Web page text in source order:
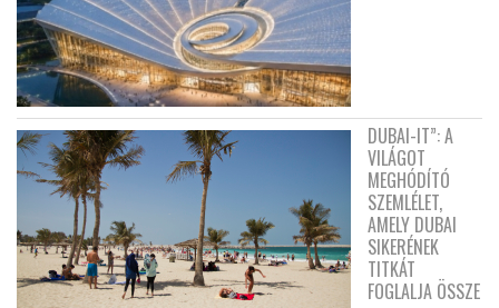
DUBAI-IT”: A
VILÁGOT
MEGHÓDÍTÓ
SZEMLÉLET,
AMELY DUBAI
SIKERÉNEK
TITKÁT
FOGLALJA ÖSSZE